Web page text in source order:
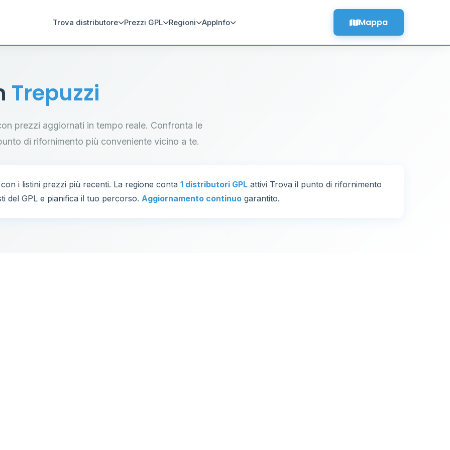
Trova distributore Prezzi GPL Regioni AppInfo Mappa
Trepuzzi
prezzi aggiornati in tempo reale. Confronta le
di rifornimento più conveniente vicino a te.
con i listini prezzi più recenti. La regione conta 1 distributori GPL attivi Trova il punto di rifornimento
del GPL e pianifica il tuo percorso. Aggiornamento continuo garantito.